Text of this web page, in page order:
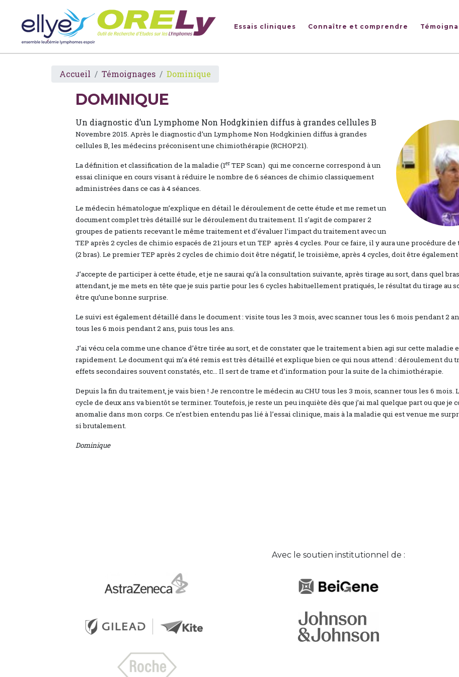
Essais cliniques Connaître et comprendre
Accueil Témoignages Dominique
DOMINIQUE
Un diagnostic d’un Lymphome Non Hodgkinien diffus à grandes cellules B
Novembre 2015. Après le diagnostic d’un Lymphome Non Hodgkinien diffus à grandes
cellules B, les médecins préconisent une chimiothérapie (RCHOP21).
La définition et classification de la maladie (1er TEP Scan) qui me concerne correspond à un
essai clinique en cours visant à réduire le nombre de 6 séances de chimio classiquement
administrées dans ce cas à 4 séances.
Le médecin hématologue m’explique en détail le déroulement de cette étude et me remet un
document complet très détaillé sur le déroulement du traitement. Il s’agit de comparer 2
groupes de patients recevant le même traitement et d’évaluer l’impact du traitement avec un
TEP après 2 cycles de chimio espacés de 21 jours et un TEP après 4 cycles. Pour ce faire, il y aura une procédure de
(2 bras). Le premier TEP après 2 cycles de chimio doit être négatif, le troisième, après 4 cycles, doit être
J’accepte de participer à cette étude, et je ne saurai qu’à la consultation suivante, après tirage au sort, dans quel
attendant, je me mets en tête que je suis partie pour les 6 cycles habituellement pratiqués, le résultat du tirage au
être qu’une bonne surprise.
Le suivi est également détaillé dans le document : visite tous les 3 mois, avec scanner tous les 6 mois pendant 2
tous les 6 mois pendant 2 ans, puis tous les ans.
J’ai vécu cela comme une chance d’être tirée au sort, et de constater que le traitement a bien agi sur cette maladie
rapidement. Le document qui m’a été remis est très détaillé et explique bien ce qui nous attend : déroulement du
effets secondaires souvent constatés, etc… Il sert de trame et d’information pour la suite de la chimiothérapie.
Depuis la fin du traitement, je vais bien ! Je rencontre le médecin au CHU tous les 3 mois, scanner tous les 6 mois.
cycle de deux ans va bientôt se terminer. Toutefois, je reste un peu inquiète dès que j’ai mal quelque part ou que je
anomalie dans mon corps. Ce n’est bien entendu pas lié à l’essai clinique, mais à la maladie qui est venue me
si brutalement.
Dominique
Avec le soutien institutionnel de :